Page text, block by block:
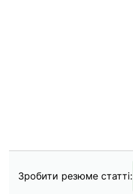
Зробити резюме статті: